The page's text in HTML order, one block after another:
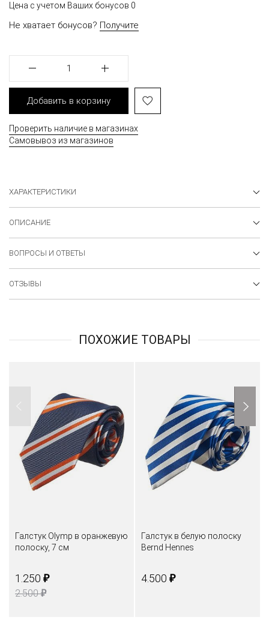
Цена с учетом Ваших бонусов 0
Не хватает бонусов? Получите
1
Добавить в корзину
Проверить наличие в магазинах
Самовывоз из магазинов
ХАРАКТЕРИСТИКИ
ОПИСАНИЕ
ВОПРОСЫ И ОТВЕТЫ
ОТЗЫВЫ
ПОХОЖИЕ ТОВАРЫ
Галстук Olymp в оранжевую
полоску, 7 см
1.250 ₽
2.500₽
Галстук в белую полоску
Bernd Hennes
4.500 ₽